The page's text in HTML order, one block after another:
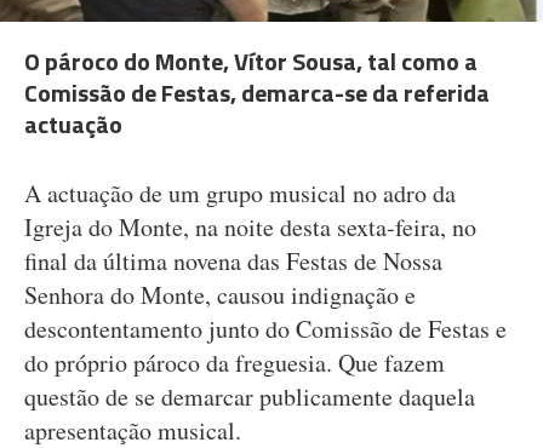
O pároco do Monte, Vítor Sousa, tal como a
Comissão de Festas, demarca-se da referida
actuação
A actuação de um grupo musical no adro da
Igreja do Monte, na noite desta sexta-feira, no
final da última novena das Festas de Nossa
Senhora do Monte, causou indignação e
descontentamento junto do Comissão de Festas e
do próprio pároco da freguesia. Que fazem
questão de se demarcar publicamente daquela
apresentação musical.